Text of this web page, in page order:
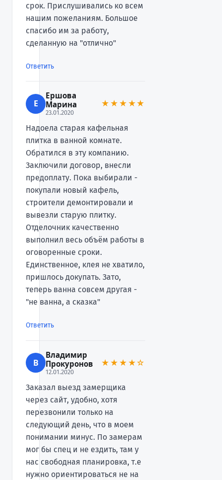
срок. Прислушивались ко всем
нашим пожеланиям. Большое
спасибо им за работу,
сделанную на "отлично"
Ответить
Е
Ершова
Марина
23.01.2020
★★★★★
Надоела старая кафельная
плитка в ванной комнате.
Обратился в эту компанию.
Заключили договор, внесли
предоплату. Пока выбирали -
покупали новый кафель,
строители демонтировали и
вывезли старую плитку.
Отделочник качественно
выполнил весь объём работы в
оговоренные сроки.
Единственное, клея не хватило,
пришлось докупать. Зато,
теперь ванна совсем другая -
"не ванна, а сказка"
Ответить
В
Владимир
Прокуронов
12.01.2020
★★★★☆
Заказал выезд замерщика
через сайт, удобно, хотя
перезвонили только на
следующий день, что в моем
понимании минус. По замерам
мог бы спец и не ездить, там у
нас свободная планировка, т.е
нужно ориентироваться не на